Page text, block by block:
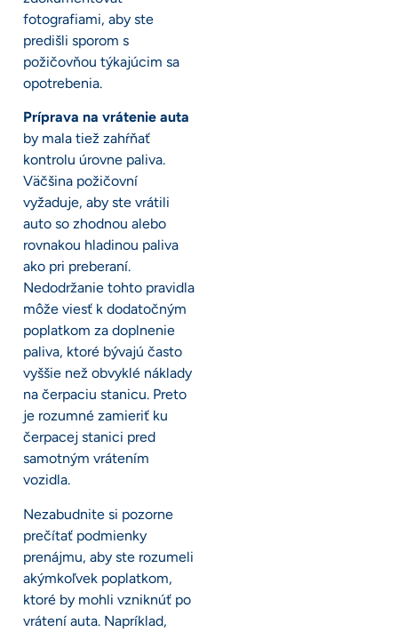
fotografiami, aby ste
predišli sporom s
požičovňou týkajúcim sa
opotrebenia.
Príprava na vrátenie auta
by mala tiež zahŕňať
kontrolu úrovne paliva.
Väčšina požičovní
vyžaduje, aby ste vrátili
auto so zhodnou alebo
rovnakou hladinou paliva
ako pri preberaní.
Nedodržanie tohto pravidla
môže viesť k dodatočným
poplatkom za doplnenie
paliva, ktoré bývajú často
vyššie než obvyklé náklady
na čerpaciu stanicu. Preto
je rozumné zamieriť ku
čerpacej stanici pred
samotným vrátením
vozidla.
Nezabudnite si pozorne
prečítať podmienky
prenájmu, aby ste rozumeli
akýmkoľvek poplatkom,
ktoré by mohli vzniknúť po
vrátení auta. Napríklad,